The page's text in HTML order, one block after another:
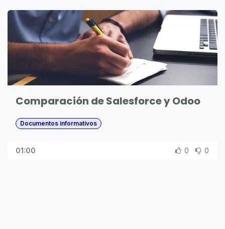
Comparación de Salesforce y Odoo
Documentos informativos
01:00 0 0